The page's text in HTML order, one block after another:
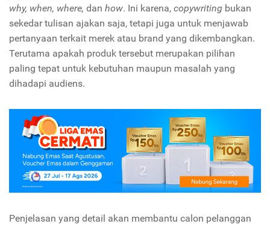
why, when, where, dan how. Ini karena, copywriting bukan
sekedar tulisan ajakan saja, tetapi juga untuk menjawab
pertanyaan terkait merek atau brand yang dikembangkan.
Terutama apakah produk tersebut merupakan pilihan
paling tepat untuk kebutuhan maupun masalah yang
dihadapi audiens.
Penjelasan yang detail akan membantu calon pelanggan